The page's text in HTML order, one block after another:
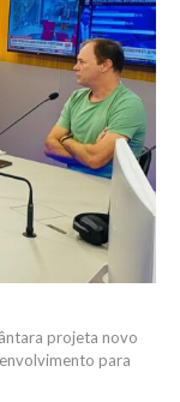
projeta novo
para